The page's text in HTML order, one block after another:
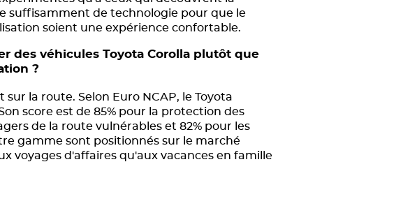
suffisamment de technologie pour que le
soient une expérience confortable.
des véhicules Toyota Corolla plutôt que
?
la route. Selon Euro NCAP, le Toyota
score est de 85% pour la protection des
de la route vulnérables et 82% pour les
gamme sont positionnés sur le marché
voyages d'affaires qu'aux vacances en famille